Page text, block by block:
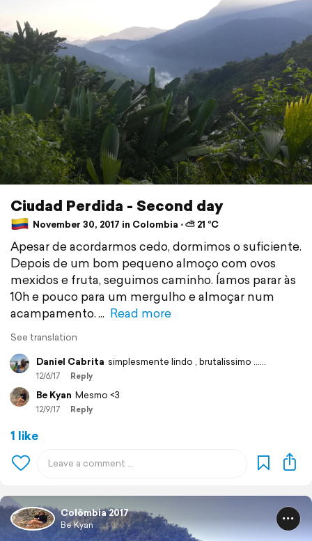
Ciudad Perdida - Second day
November 30, 2017 in Colombia ⋅ ⛅ 21 °C
Apesar de acordarmos cedo, dormimos o suficiente.
Depois de um bom pequeno almoço com ovos
mexidos e fruta, seguimos caminho. Íamos parar às
10h e pouco para um mergulho e almoçar num
acampamento.
Read more
See translation
Daniel Cabrita simplesmente lindo , brutalissimo ......
12/6/17 Reply
Be Kyan Mesmo <3
12/9/17 Reply
1 like
Colômbia 2017
Be Kyan